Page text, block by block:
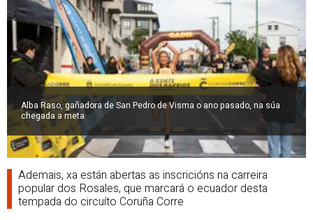
Alba Raso, gañadora de San Pedro de Visma o ano pasado, na súa
chegada a meta
Ademais, xa están abertas as inscricións na carreira
popular dos Rosales, que marcará o ecuador desta
tempada do circuíto Coruña Corre